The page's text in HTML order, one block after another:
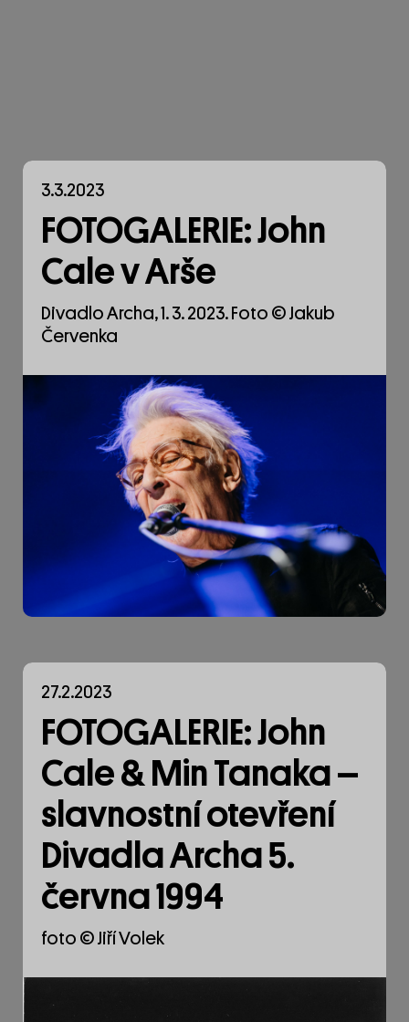
3.3.2023
FOTOGALERIE: John
Cale v Arše
Divadlo Archa, 1. 3. 2023. Foto © Jakub
Červenka
27.2.2023
FOTOGALERIE: John
Cale & Min Tanaka –
slavnostní otevření
Divadla Archa 5.
června 1994
foto © Jiří Volek